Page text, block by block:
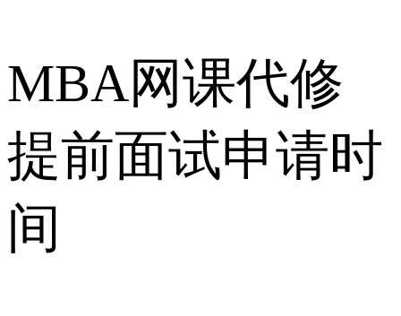
MBA网课代修
提前面试申请时
间